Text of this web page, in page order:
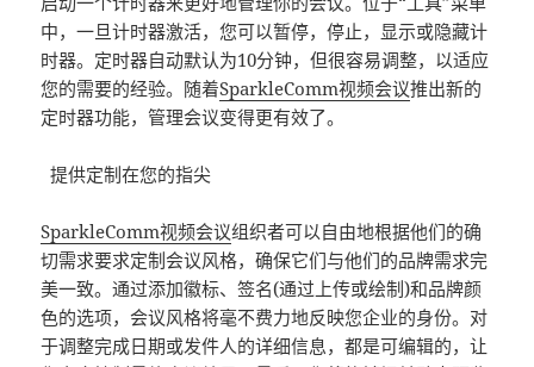
中，一旦计时器激活，您可以暂停，停止，显示或隐藏计
时器。定时器自动默认为10分钟，但很容易调整，以适应
您的需要的经验。随着SparkleComm视频会议推出新的
定时器功能，管理会议变得更有效了。
提供定制在您的指尖
SparkleComm视频会议组织者可以自由地根据他们的确
切需求要求定制会议风格，确保它们与他们的品牌需求完
美一致。通过添加徽标、签名(通过上传或绘制)和品牌颜
色的选项，会议风格将毫不费力地反映您企业的身份。对
于调整完成日期或发件人的详细信息，都是可编辑的，让